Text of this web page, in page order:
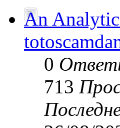
An
0
713